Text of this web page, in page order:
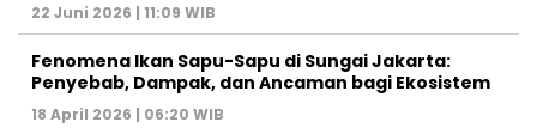
22 Juni 2026 | 11:09 WIB
Fenomena Ikan Sapu-Sapu di Sungai Jakarta:
Penyebab, Dampak, dan Ancaman bagi Ekosistem
18 April 2026 | 06:20 WIB